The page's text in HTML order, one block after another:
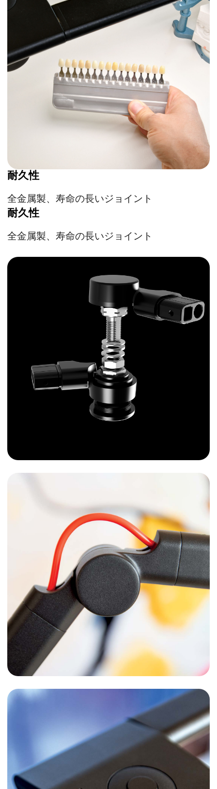
耐久性
全金属製、寿命の長いジョイント
耐久性
全金属製、寿命の長いジョイント